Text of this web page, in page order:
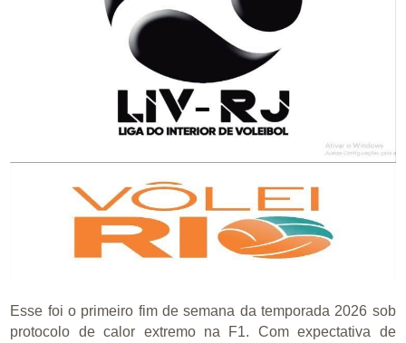
Esse foi o primeiro fim de semana da temporada 2026 sob
protocolo de calor extremo na F1. Com expectativa de